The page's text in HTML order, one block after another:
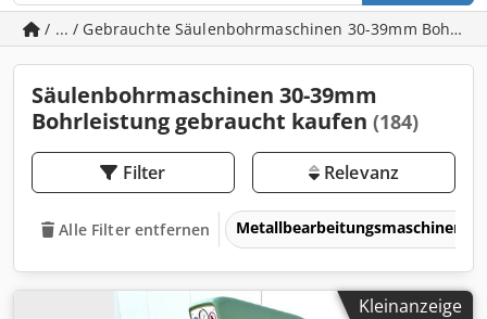
/ ... / Gebrauchte Säulenbohrmaschinen 30-39mm
Säulenbohrmaschinen 30-39mm
Bohrleistung gebraucht kaufen (184)
Filter Relevanz
Alle Filter entfernen Metallbearbeitungsmaschinen
Kleinanzeige